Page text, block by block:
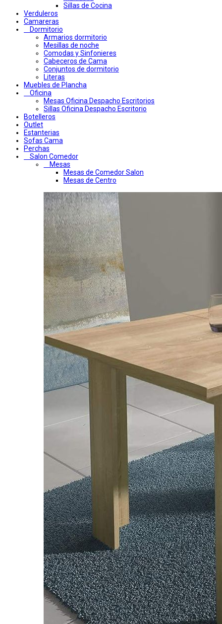
Sillas de Cocina
Verduleros
Camareras
Dormitorio
Armarios dormitorio
Mesillas de noche
Comodas y Sinfonieres
Cabeceros de Cama
Conjuntos de dormitorio
Literas
Muebles de Plancha
Oficina
Mesas Oficina Despacho Escritorios
Sillas Oficina Despacho Escritorio
Botelleros
Outlet
Estanterias
Sofas Cama
Perchas
Salon Comedor
Mesas
Mesas de Comedor Salon
Mesas de Centro